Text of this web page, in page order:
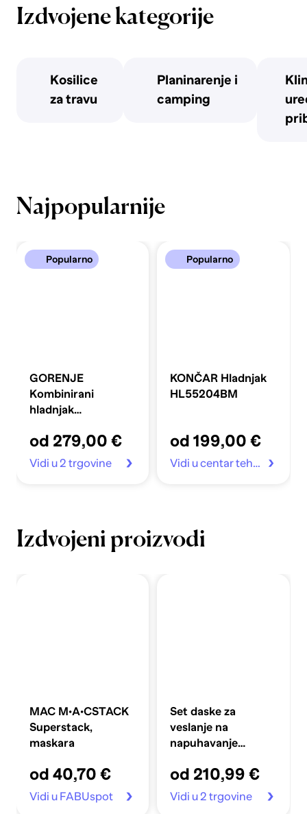
Izdvojene kategorije
Kosilice
za travu
Planinarenje i
camping
Najpopularnije
Popularno
GORENJE
Kombinirani
hladnjak
od 279,00 €
Vidi u 2 trgovine
Popularno
KONČAR Hladnjak
HL55204BM
od 199,00 €
Vidi u centar tehnike
Izdvojeni proizvodi
MAC M·A·CSTACK
Superstack,
maskara
od 40,70 €
Vidi u FABUspot
Set daske za
veslanje na
napuhavanje
plavi
od 210,99 €
Vidi u 2 trgovine